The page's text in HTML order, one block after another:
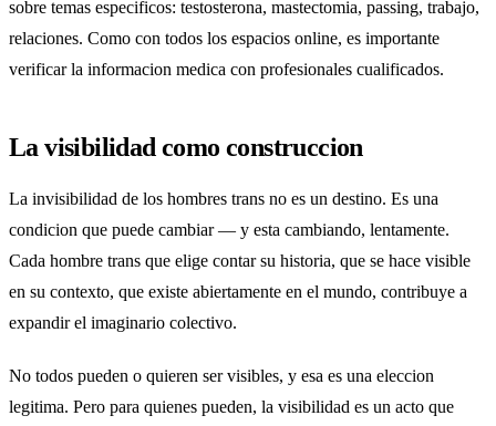
sobre temas especificos: testosterona, mastectomia, passing, trabajo,
relaciones. Como con todos los espacios online, es importante
verificar la informacion medica con profesionales cualificados.
La visibilidad como construccion
La invisibilidad de los hombres trans no es un destino. Es una
condicion que puede cambiar — y esta cambiando, lentamente.
Cada hombre trans que elige contar su historia, que se hace visible
en su contexto, que existe abiertamente en el mundo, contribuye a
expandir el imaginario colectivo.
No todos pueden o quieren ser visibles, y esa es una eleccion
legitima. Pero para quienes pueden, la visibilidad es un acto que